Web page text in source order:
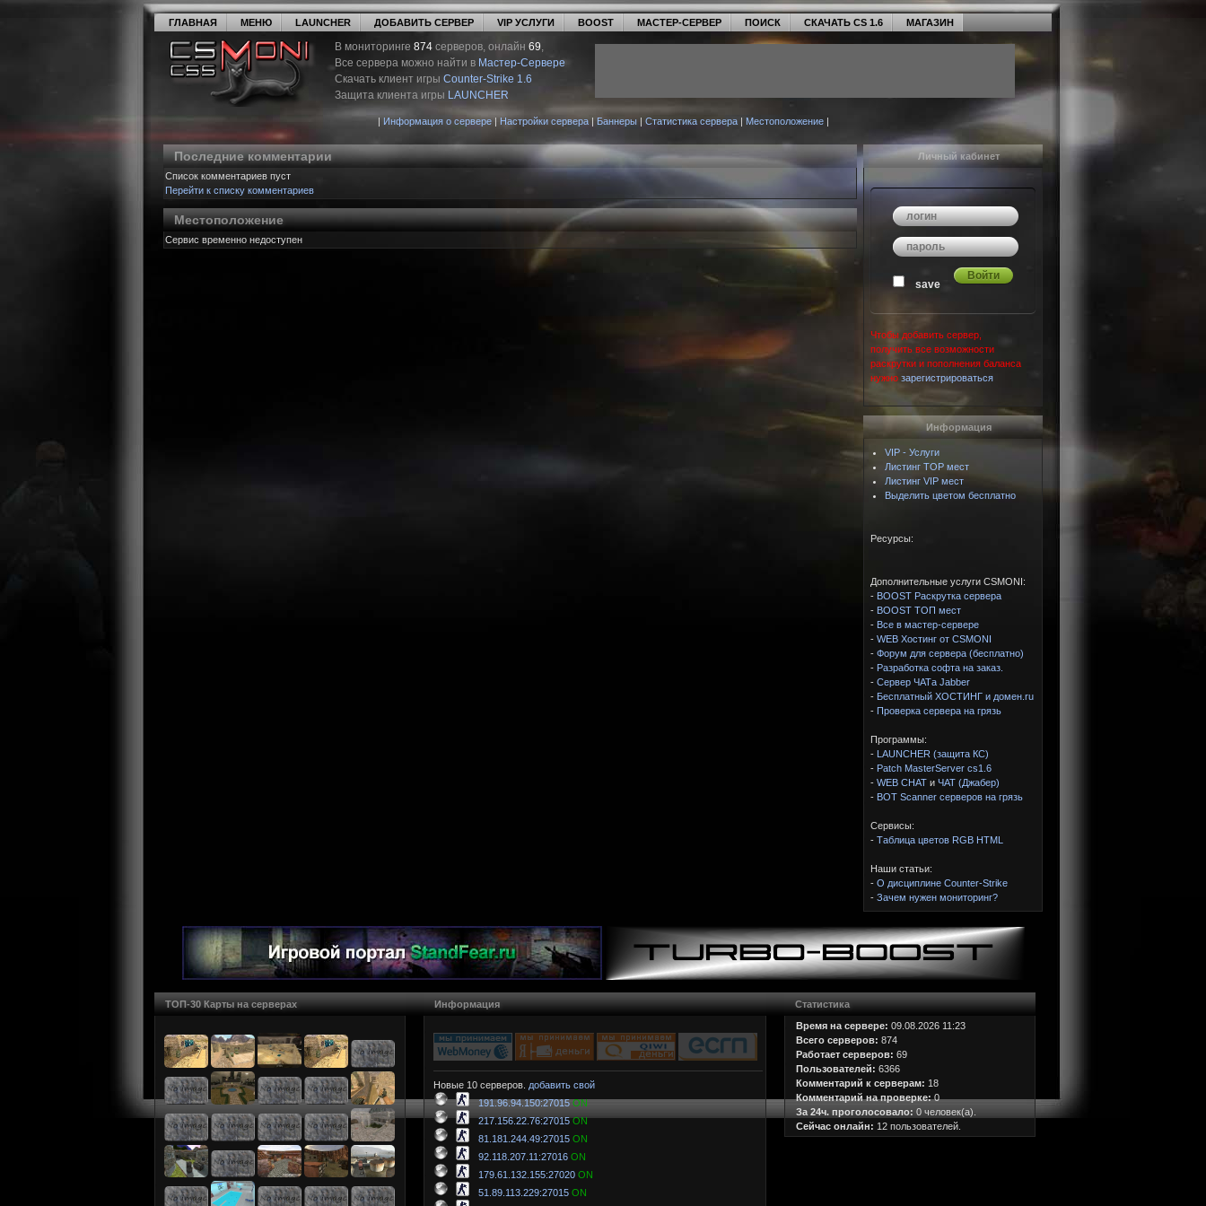
ГЛАВНАЯ МЕНЮ LAUNCHER ДОБАВИТЬ СЕРВЕР VIP УСЛУГИ BOOST МАСТЕР-СЕРВЕР ПОИСК СКАЧАТЬ CS 1.6 МАГАЗИН
В мониторинге 874 серверов, онлайн 69,
Все сервера можно найти в Мастер-Сервере
Скачать клиент игры Counter-Strike 1.6
Защита клиента игры LAUNCHER
| Информация о сервере| Настройки сервера| Баннеры| Статистика сервера| Местоположение|
Последние комментарии
Список комментариев пуст
Перейти к списку комментариев
Местоположение
Сервис временно недоступен
Личный кабинет
save
Чтобы добавить сервер,
получить все возможности
раскрутки и пополнения баланса
нужно зарегистрироваться
Информация
VIP - Услуги
Листинг TOP мест
Листинг VIP мест
Выделить цветом бесплатно
Ресурсы:
Дополнительные услуги CSMONI:
- BOOST Раскрутка сервера
- BOOST ТОП мест
- Все в мастер-сервере
- WEB Хостинг от CSMONI
- Форум для сервера (бесплатно)
- Разработка софта на заказ.
- Сервер ЧАТа Jabber
- Бесплатный ХОСТИНГ и домен.ru
- Проверка сервера на грязь
Программы:
- LAUNCHER (защита КС)
- Patch MasterServer cs1.6
- WEB CHAT и ЧАТ (Джабер)
- BOT Scanner серверов на грязь
Сервисы:
- Таблица цветов RGB HTML
Наши статьи:
- О дисциплине Counter-Strike
- Зачем нужен мониторинг?
ТОП-30 Карты на серверах Информация
Новые 10 серверов. добавить свой
191.96.94.150:27015ON
217.156.22.76:27015ON
81.181.244.49:27015 ON
92.118.207.11:27016 ON
179.61.132.155:27020 ON
51.89.113.229:27015 ON
Статистика
Время на сервере: 09.08.2026 11:23
Всего серверов: 874
Работает серверов: 69
Пользователей: 6366
Комментарий к серверам: 18
Комментарий на проверке:0
За 24ч. проголосовало: 0 человек(а).
Сейчас онлайн: 12 пользователей.